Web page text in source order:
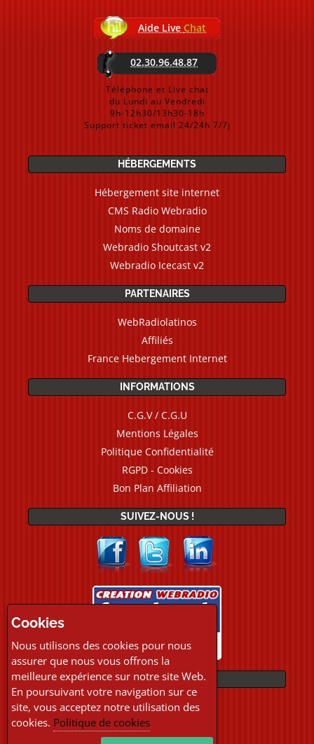
Aide Live Chat
02.30.96.48.87
Téléphone et Live chat
du Lundi au Vendredi
9h-12h30/13h30-18h
Support ticket email 24/24h 7/7j
HÉBERGEMENTS
Hébergement site internet
CMS Radio Webradio
Noms de domaine
Webradio Shoutcast v2
Webradio Icecast v2
PARTENAIRES
WebRadiolatinos
Affiliés
France Hebergement Internet
INFORMATIONS
C.G.V / C.G.U
Mentions Légales
Politique Confidentialité
RGPD - Cookies
Bon Plan Affiliation
SUIVEZ-NOUS !
PAIEMENTS
Cookies
Nous utilisons des cookies pour nous
assurer que nous vous offrons la
meilleure expérience sur notre site Web.
En poursuivant votre navigation sur ce
site, vous acceptez notre utilisation des
cookies. Politique de cookies